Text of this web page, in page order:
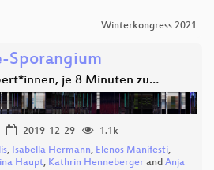
Winterkongress 2021
Sporangium
je 8 Minuten zu…
2019-12-29
1.1k
, Isabella Hermann, Elenos Manifesti,
Haupt, Kathrin Henneberger and Anja